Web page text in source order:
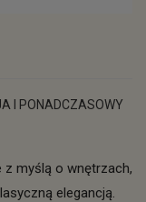
I PONADCZASOWY
myślą o wnętrzach,
elegancją.